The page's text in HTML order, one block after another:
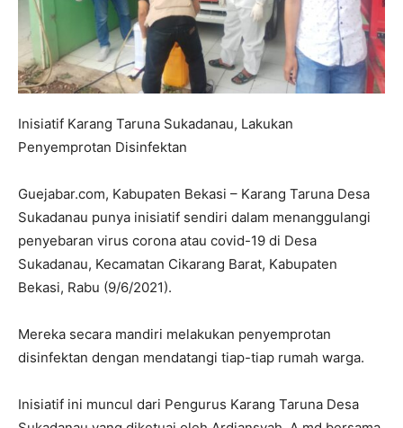
Inisiatif Karang Taruna Sukadanau, Lakukan
Penyemprotan Disinfektan
Guejabar.com, Kabupaten Bekasi – Karang Taruna Desa
Sukadanau punya inisiatif sendiri dalam menanggulangi
penyebaran virus corona atau covid-19 di Desa
Sukadanau, Kecamatan Cikarang Barat, Kabupaten
Bekasi, Rabu (9/6/2021).
Mereka secara mandiri melakukan penyemprotan
disinfektan dengan mendatangi tiap-tiap rumah warga.
Inisiatif ini muncul dari Pengurus Karang Taruna Desa